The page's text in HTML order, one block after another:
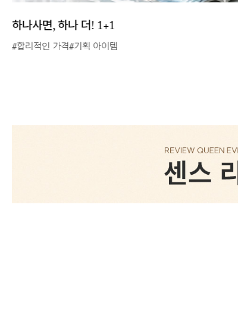
하나사면, 하나 더! 1+1
#합리적인 가격#기획 아이템